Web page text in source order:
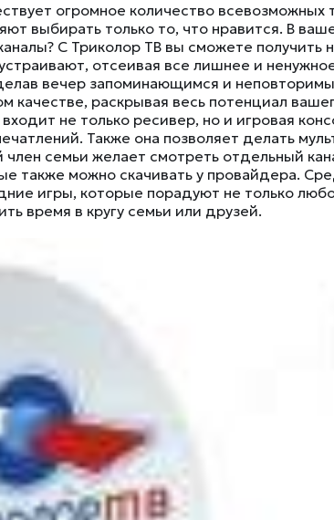
огромное количество всевозможных
выбирать только то, что нравится. В
С Триколор ТВ вы сможете получить
отсеивая все лишнее и
вечер запоминающимся и
качестве, раскрывая весь потенциал
входит не только ресивер, но и игровая
Также она позволяет делать
член семьи желает смотреть отдельный
также можно скачивать у провайдера.
игры, которые порадуют не только
время в кругу семьи или друзей.